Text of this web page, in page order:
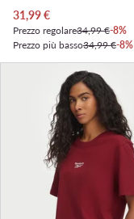
Prezzo attuale
31,99€
Prezzo regolare34,99 €-8%
Prezzo più basso34,99 €-8%